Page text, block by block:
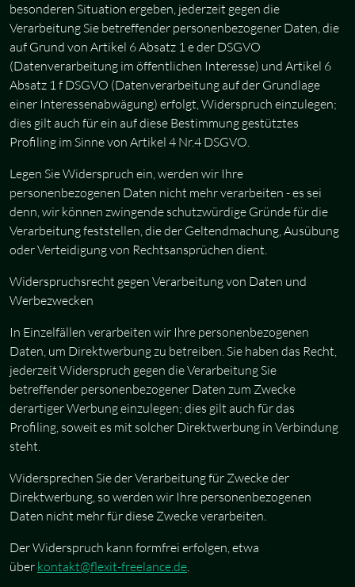
besonderen Situation ergeben, jederzeit gegen die
Verarbeitung Sie betreffender personenbezogener Daten, die
auf Grund von Artikel 6 Absatz 1 e der DSGVO
(Datenverarbeitung im öffentlichen Interesse) und Artikel 6
Absatz 1 f DSGVO (Datenverarbeitung auf der Grundlage
einer Interessenabwägung) erfolgt, Widerspruch einzulegen;
dies gilt auch für ein auf diese Bestimmung gestütztes
Profiling im Sinne von Artikel 4 Nr.4 DSGVO.
Legen Sie Widerspruch ein, werden wir Ihre
personenbezogenen Daten nicht mehr verarbeiten - es sei
denn, wir können zwingende schutzwürdige Gründe für die
Verarbeitung feststellen, die der Geltendmachung, Ausübung
oder Verteidigung von Rechtsansprüchen dient.
Widerspruchsrecht gegen Verarbeitung von Daten und
Werbezwecken
In Einzelfällen verarbeiten wir Ihre personenbezogenen
Daten, um Direktwerbung zu betreiben. Sie haben das Recht,
jederzeit Widerspruch gegen die Verarbeitung Sie
betreffender personenbezogener Daten zum Zwecke
derartiger Werbung einzulegen; dies gilt auch für das
Profiling, soweit es mit solcher Direktwerbung in Verbindung
steht.
Widersprechen Sie der Verarbeitung für Zwecke der
Direktwerbung, so werden wir Ihre personenbezogenen
Daten nicht mehr für diese Zwecke verarbeiten.
Der Widerspruch kann formfrei erfolgen, etwa
über kontakt@flexit-freelance.de.